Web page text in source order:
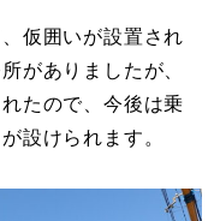
仮囲いが設置され
がありましたが、
たので、今後は乗
設けられます。